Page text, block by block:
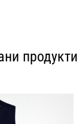
продукти